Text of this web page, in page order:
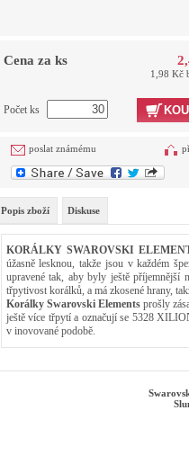
Cena za ks
1,98 Kč
Počet ks
poslat známému
Popis zboží Diskuse
KORÁLKY SWAROVSKI
úžasně lesknou, takže jsou v každém
upravené tak, aby byly ještě příjemnější
třpytivost korálků, a má zkosené hrany,
Korálky Swarovski Elements prošly
ještě více třpytí a označují se 5328
v inovované podobě.